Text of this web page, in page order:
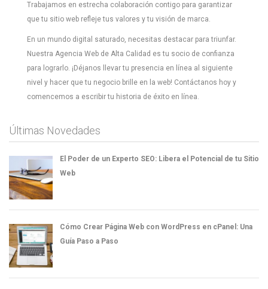
Trabajamos en estrecha colaboración contigo para garantizar
que tu sitio web refleje tus valores y tu visión de marca.
En un mundo digital saturado, necesitas destacar para triunfar.
Nuestra Agencia Web de Alta Calidad es tu socio de confianza
para lograrlo. ¡Déjanos llevar tu presencia en línea al siguiente
nivel y hacer que tu negocio brille en la web! Contáctanos hoy y
comencemos a escribir tu historia de éxito en línea.
Últimas Novedades
El Poder de un Experto SEO: Libera el Potencial de tu Sitio
Web
Cómo Crear Página Web con WordPress en cPanel: Una
Guía Paso a Paso